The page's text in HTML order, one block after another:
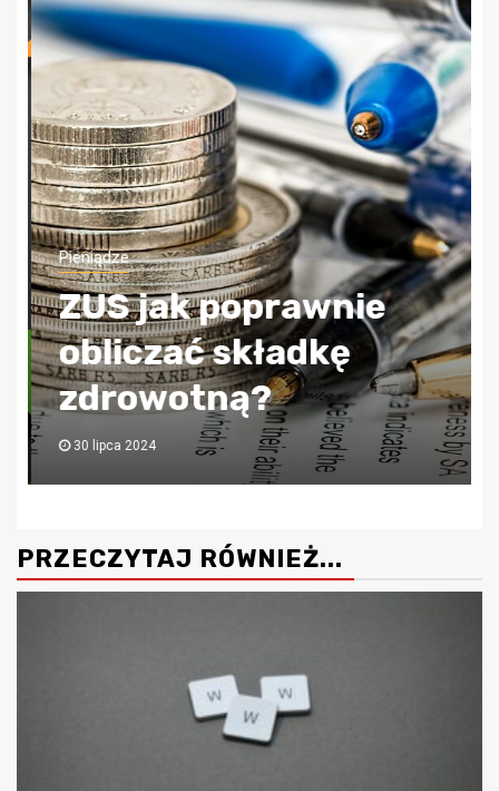
Pieniądze
ZUS jak poprawnie
obliczać składkę
zdrowotną?
30 lipca 2024
PRZECZYTAJ RÓWNIEŻ...